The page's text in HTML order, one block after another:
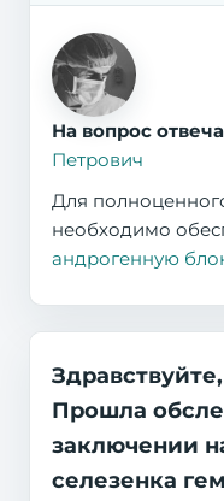
На вопрос
Петрович
Для
необходимо
андрогенную
Прошла
заключении
селезенка